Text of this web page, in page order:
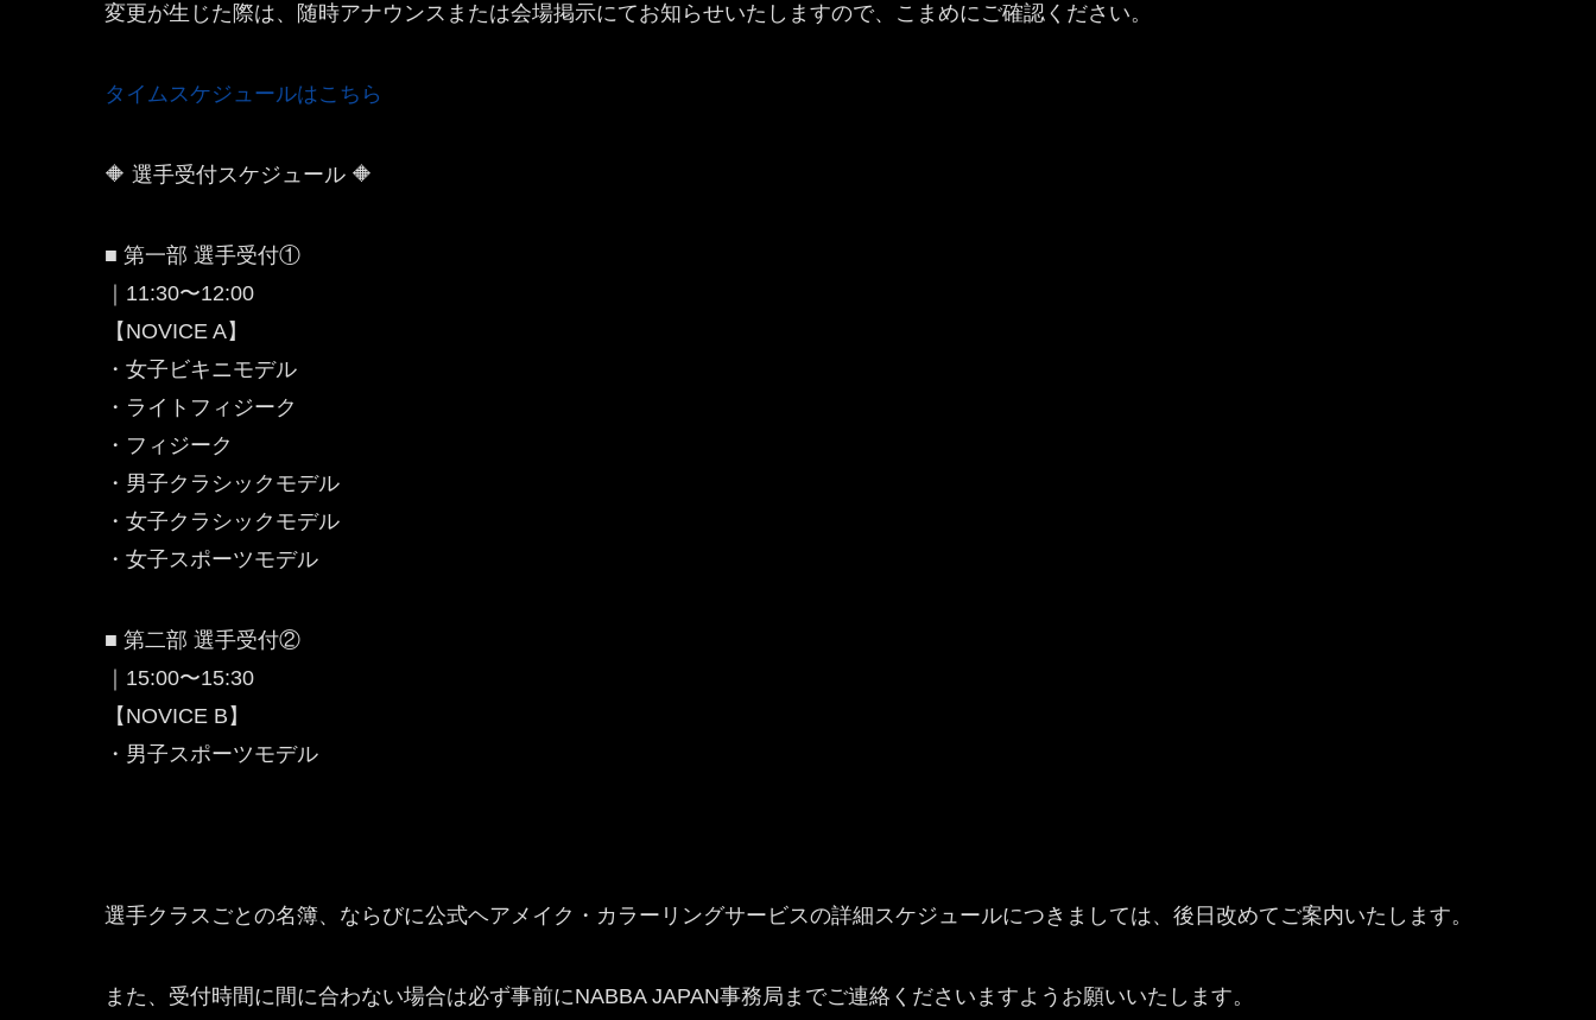
変更が生じた際は、随時アナウンスまたは会場掲示にてお知らせいたしますので、こまめにご確認ください。
タイムスケジュールはこちら
🔶 選手受付スケジュール 🔶
■ 第一部 選手受付①
｜11:30〜12:00
【NOVICE A】
・女子ビキニモデル
・ライトフィジーク
・フィジーク
・男子クラシックモデル
・女子クラシックモデル
・女子スポーツモデル
■ 第二部 選手受付②
｜15:00〜15:30
【NOVICE B】
・男子スポーツモデル
選手クラスごとの名簿、ならびに公式ヘアメイク・カラーリングサービスの詳細スケジュールにつきましては、後日改めてご案内いたします。
また、受付時間に間に合わない場合は必ず事前にNABBA JAPAN事務局までご連絡くださいますようお願いいたします。